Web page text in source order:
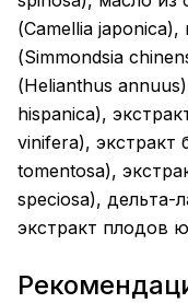
(Camellia
(Simmondsia
(Helianthus
hispanica),
vinifera), экстракт
tomentosa),
speciosa), дельта-
экстракт плодов